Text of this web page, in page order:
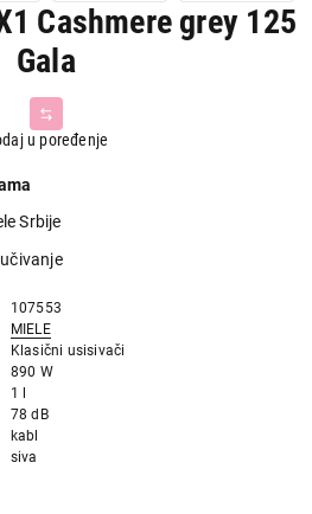
Cashmere grey 125
Gala
u poređenje
Srbije
107553
MIELE
Klasični usisivači
890 W
1 l
78 dB
kabl
siva